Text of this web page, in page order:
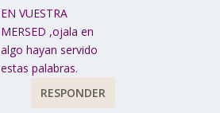
EN VUESTRA
MERSED ,ojala en
algo hayan servido
estas palabras.
RESPONDER